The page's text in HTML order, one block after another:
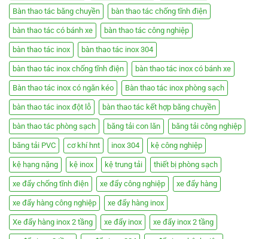
Bàn thao tác băng chuyền bàn thao tác chống tĩnh điện
bàn thao tác có bánh xe bàn thao tác công nghiệp
bàn thao tác inox bàn thao tác inox 304
bàn thao tác inox chống tĩnh điện bàn thao tác inox có bánh xe
Bàn thao tác inox có ngăn kéo Bàn thao tác inox phòng sạch
bàn thao tác inox đột lỗ bàn thao tác kết hợp băng chuyền
bàn thao tác phòng sạch băng tải con lăn băng tải công nghiệp
băng tải PVC cơ khí hnt inox 304 kệ công nghiệp
kệ hạng nặng kệ inox kệ trung tải thiết bị phòng sạch
xe đẩy chống tĩnh điện xe đẩy công nghiệp xe đẩy hàng
xe đẩy hàng công nghiệp xe đẩy hàng inox
Xe đẩy hàng inox 2 tầng xe đẩy inox xe đẩy inox 2 tầng